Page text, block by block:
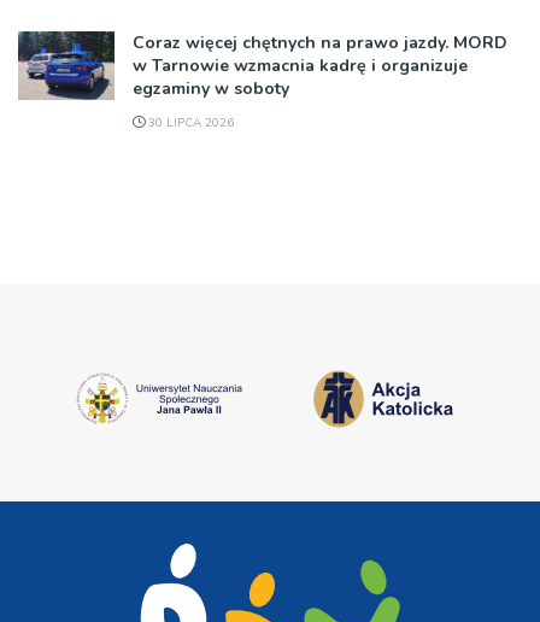
Coraz więcej chętnych na prawo jazdy. MORD
w Tarnowie wzmacnia kadrę i organizuje
egzaminy w soboty
30 LIPCA 2026